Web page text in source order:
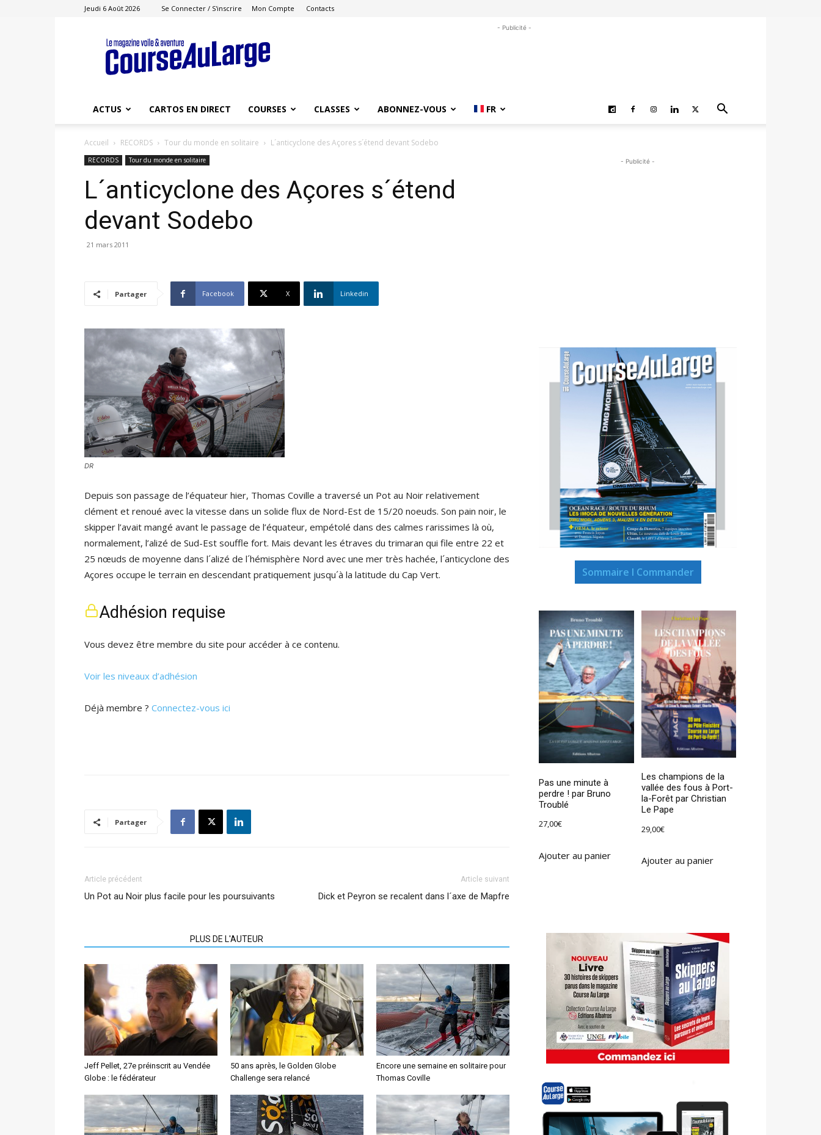
Jeudi 6 Août 2026 Se Connecter / S'inscrire Mon Compte Contacts
Course
au
Large
- Publicité -
ACTUS CARTOS EN DIRECT COURSES CLASSES ABONNEZ-VOUS FR
Accueil RECORDS Tour du monde en solitaire L´anticyclone des Açores s´étend devant Sodebo
RECORDS Tour du monde en solitaire
L´anticyclone des Açores s´étend
devant Sodebo
21 mars 2011
Partager Facebook X Linkedin
DR
Depuis son passage de l’équateur hier, Thomas Coville a traversé un Pot au Noir relativement
clément et renoué avec la vitesse dans un solide flux de Nord-Est de 15/20 noeuds. Son pain noir, le
skipper l’avait mangé avant le passage de l’équateur, empétolé dans des calmes rarissimes là où,
normalement, l’alizé de Sud-Est souffle fort. Mais devant les étraves du trimaran qui file entre 22 et
25 nœuds de moyenne dans l´alizé de l´hémisphère Nord avec une mer très hachée, l´anticyclone des
Açores occupe le terrain en descendant pratiquement jusqu´à la latitude du Cap Vert.
Adhésion requise
Vous devez être membre du site pour accéder à ce contenu.
Voir les niveaux d’adhésion
Déjà membre ? Connectez-vous ici
Partager
Article précédent
Un Pot au Noir plus facile pour les poursuivants
Article suivant
Dick et Peyron se recalent dans l´axe de Mapfre
PLUS DE L'AUTEUR
Jeff Pellet, 27e préinscrit au Vendée
Globe : le fédérateur
50 ans après, le Golden Globe
Challenge sera relancé
Encore une semaine en solitaire pour
Thomas Coville
- Publicité -
Sommaire I Commander
Pas une minute à
perdre ! par Bruno
Troublé
27,00€
Ajouter au panier
Les champions de la
vallée des fous à Port-
la-Forêt par Christian
Le Pape
29,00€
Ajouter au panier